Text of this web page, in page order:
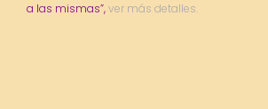
a las mismas”,ver más detalles.